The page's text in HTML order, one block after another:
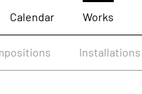
Calendar Works
Installations